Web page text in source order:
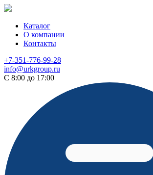
Каталог
О компании
Контакты
+7-351-776-99-28
info@urkgroup.ru
С 8:00 до 17:00